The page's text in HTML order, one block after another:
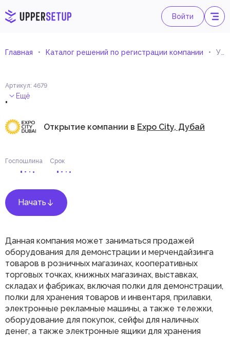
Войти
Главная Каталог решений по регистрации компании Универсальное оборудование и фурнитура для магазинов
Артикул: 4679
. Ещё
Открытие компании в Expo City, Дубай
Госпошлина Срок
Начать
Данная компания может заниматься продажей
оборудования для демонстрации и мерчендайзинга
товаров в розничных магазинах, кооперативных
торговых точках, книжных магазинах, выставках,
складах и фабриках, включая полки для демонстрации,
полки для хранения товаров и инвентаря, прилавки,
электронные рекламные машины, а также тележки,
оборудование для покупок, сейфы для наличных
денег, а также электронные ящики для хранения